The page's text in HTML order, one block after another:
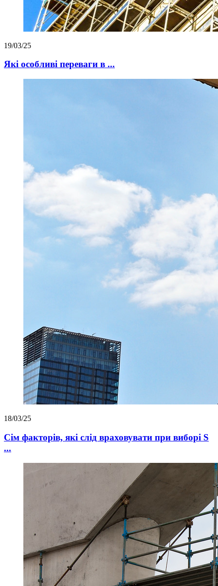
19/03/25
Які особливі переваги в ...
18/03/25
Сім факторів, які слід враховувати при виборі S
...